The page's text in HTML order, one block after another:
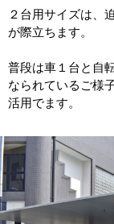
２台用サイズは、
が際立ちます。
普段は車１台と自
なられているご様
活用でます。